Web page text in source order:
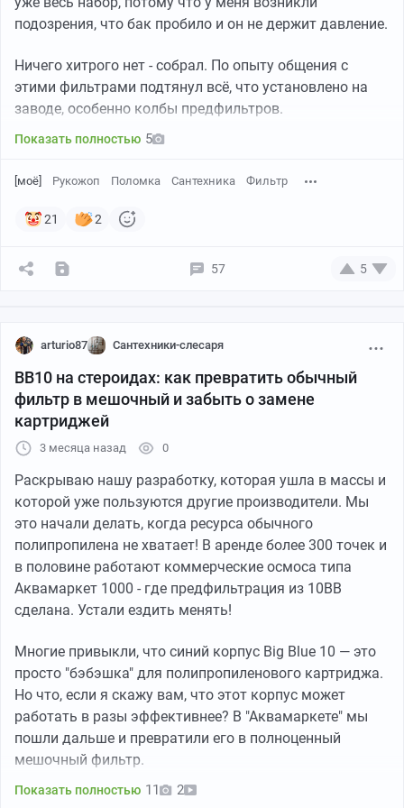
чан
сожалению, это ничего не дало.
Я, насмотревшись всяких разных рилсов, видел, что
люди подходят к этому вопросу немножко умнее. То
есть для начала измеряют кислотность воды, смотрят
какие-то другие показатели и на основе этого
подбирают химию для бассейна. Это был первый
вариант, что мне делать дальше.
И был ещё вариант номер два: купить фильтр для
бассейна. На самом деле на фильтр я слабо надеялся,
потому что думал: зелёная вода — это же не грязь, это
какие-то бактерии. Как ты это фильтруешь? Но фильтр
бассейн.
Взял песочный фильтр. Не самый маленький, и не
самый большой. Вот такой, на6056л/ч.
Были варианты фильтров с картриджами, с какой-то
засыпкой. Я не стал морочиться, потому что, думаю,
песок проще найти, чем все эти картриджи и
подозрения, что бак пробило и он не держит давление.
Ничего хитрого нет - собрал. По опыту общения с
этими фильтрами подтянул всё, что установлено на
заводе, особенно колбы предфильтров.
Показать полностью 5
[моё] Рукожоп Поломка Сантехника Фильтр
21 2
57 5
arturio87 Сантехники-слесаря
BB10 на стероидах: как превратить обычный
фильтр в мешочный и забыть о замене
картриджей
3 месяца назад 0
Раскрываю нашу разработку, которая ушла в массы и
которой уже пользуются другие производители. Мы
это начали делать, когда ресурса обычного
полипропилена не хватает! В аренде более 300 точек и
в половине работают коммерческие осмоса типа
Аквамаркет 1000 - где предфильтрация из 10ВВ
сделана. Устали ездить менять!
Многие привыкли, что синий корпус Big Blue 10 — это
просто "бэбэшка" для полипропиленового картриджа.
Но что, если я скажу вам, что этот корпус может
работать в разы эффективнее? В "Аквамаркете" мы
пошли дальше и превратили его в полноценный
мешочный фильтр.
Показать полностью 11 2